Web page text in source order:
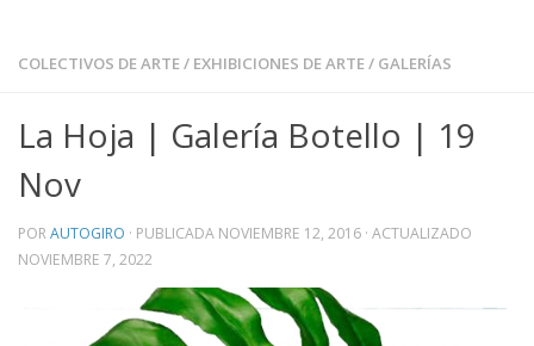
COLECTIVOS DE ARTE/ EXHIBICIONES DE ARTE/ GALERÍAS
La Hoja | Galería Botello | 19
Nov
PORAUTOGIRO · PUBLICADA NOVIEMBRE 12, 2016 · ACTUALIZADO
NOVIEMBRE 7, 2022